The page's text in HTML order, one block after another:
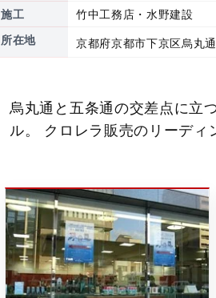
施工
竹中工務店・水野建設
所在地
京都府京都市下京区烏丸
烏丸通と五条通の交差点に立
ル。 クロレラ販売のリーデ